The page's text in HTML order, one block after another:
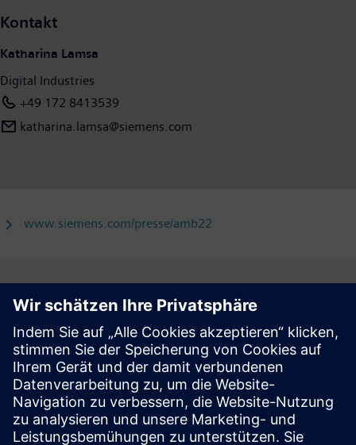
Kontakt
Katharina Lamsa
Digital Industries
+49 172 8413539
katharina.lamsa@siemens.com
www.siemens.com/presse/amb22
Follow
Press | Company | Siemens
© Siemens 1996 – 2026